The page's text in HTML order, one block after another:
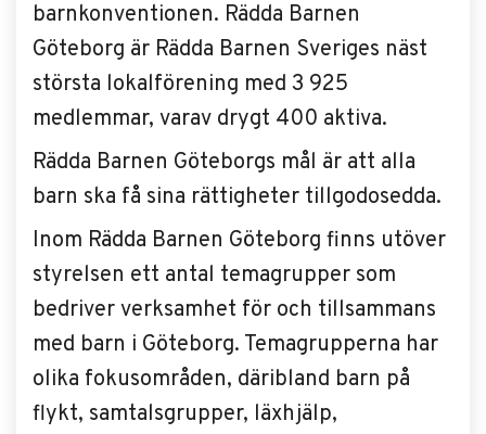
barnkonventionen. Rädda Barnen
Göteborg är Rädda Barnen Sveriges näst
största lokalförening med 3 925
medlemmar, varav drygt 400 aktiva.
Rädda Barnen Göteborgs mål är att alla
barn ska få sina rättigheter tillgodosedda.
Inom Rädda Barnen Göteborg finns utöver
styrelsen ett antal temagrupper som
bedriver verksamhet för och tillsammans
med barn i Göteborg. Temagrupperna har
olika fokusområden, däribland barn på
flykt, samtalsgrupper, läxhjälp,